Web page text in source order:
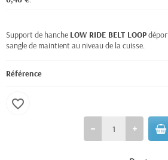
Support de hanche LOW RIDE BELT LOOP
sangle de maintient au niveau de la cuisse.
Référence
favorite_border